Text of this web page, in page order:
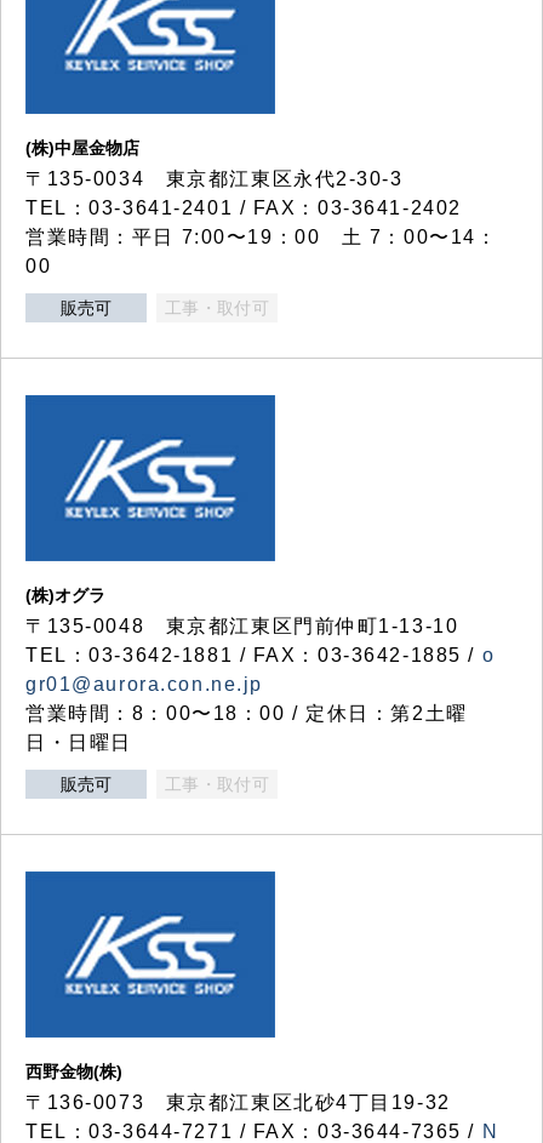
(株)中屋金物店
〒135-0034 東京都江東区永代2-30-3
TEL：03-3641-2401 / FAX：03-3641-2402
営業時間：平日 7:00〜19：00 土 7：00〜14：
00
販売可 工事・取付可
(株)オグラ
〒135-0048 東京都江東区門前仲町1-13-10
TEL：03-3642-1881 / FAX：03-3642-1885 / o
gr01@aurora.con.ne.jp
営業時間：8：00〜18：00 / 定休日：第2土曜
日・日曜日
販売可 工事・取付可
西野金物(株)
〒136-0073 東京都江東区北砂4丁目19-32
TEL：03‐3644‐7271 / FAX：03-3644-7365 / N